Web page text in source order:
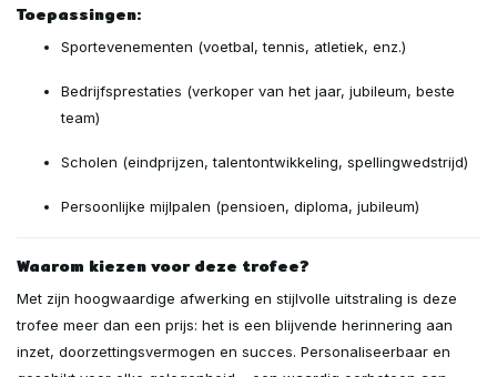
Toepassingen:
Sportevenementen (voetbal, tennis, atletiek, enz.)
Bedrijfsprestaties (verkoper van het jaar, jubileum, beste
team)
Scholen (eindprijzen, talentontwikkeling, spellingwedstrijd)
Persoonlijke mijlpalen (pensioen, diploma, jubileum)
Waarom kiezen voor deze trofee?
Met zijn hoogwaardige afwerking en stijlvolle uitstraling is deze
trofee meer dan een prijs: het is een blijvende herinnering aan
inzet, doorzettingsvermogen en succes. Personaliseerbaar en